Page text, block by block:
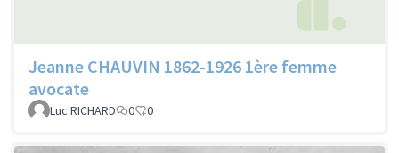
Jeanne CHAUVIN 1862-1926 1ère femme
avocate
Luc RICHARD 0 0